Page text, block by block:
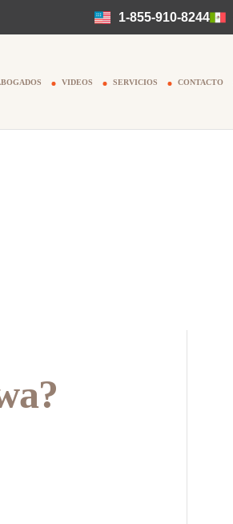
1-855-910-8244
VIDEOS SERVICIOS CONTACTO